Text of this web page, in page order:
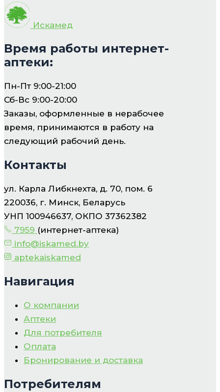
Искамед
Время работы интернет-
аптеки:
Пн-Пт 9:00-21:00
Сб-Вс 9:00-20:00
Заказы, оформленные в нерабочее
время, принимаются в работу на
следующий рабочий день.
Контакты
ул. Карла Либкнехта, д. 70, пом. 6
220036, г. Минск, Беларусь
УНП 100946637, ОКПО 37362382
7959 (интернет-аптека)
info@iskamed.by
aptekaiskamed
Навигация
О компании
Аптеки
Для потребителя
Оплата
Бронирование и доставка
Потребителям